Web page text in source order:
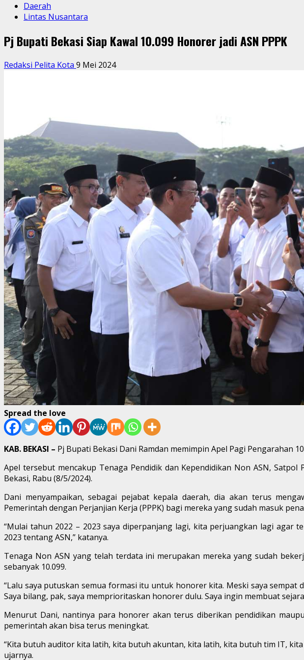
Daerah
Lintas Nusantara
Pj Bupati Bekasi Siap Kawal 10.099 Honorer jadi ASN PPPK
Redaksi Pelita Kota 9 Mei 2024
Spread the love
KAB. BEKASI – Pj Bupati Bekasi Dani Ramdan memimpin Apel Pagi Pengarahan
Apel tersebut mencakup Tenaga Pendidik dan Kependidikan Non ASN,
Bekasi, Rabu (8/5/2024).
Dani menyampaikan, sebagai pejabat kepala daerah, dia akan terus
Pemerintah dengan Perjanjian Kerja (PPPK) bagi mereka yang sudah masuk
“Mulai tahun 2022 – 2023 saya diperpanjang lagi, kita perjuangkan lagi agar
2023 tentang ASN,” katanya.
Tenaga Non ASN yang telah terdata ini merupakan mereka yang sudah
sebanyak 10.099.
“Lalu saya putuskan semua formasi itu untuk honorer kita. Meski saya sempat
Saya bilang, pak, saya memprioritaskan honorer dulu. Saya ingin membuat
Menurut Dani, nantinya para honorer akan terus diberikan pendidikan
pemerintah akan bisa terus meningkat.
“Kita butuh auditor kita latih, kita butuh akuntan, kita latih, kita butuh tim IT,
ujarnya.